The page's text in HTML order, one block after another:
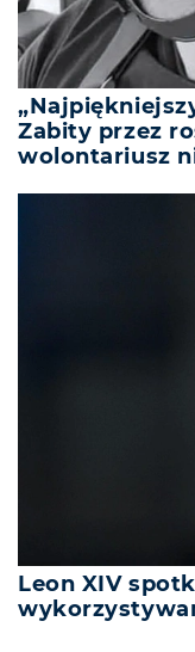
Zabity przez
wolontariusz
Leon XIV